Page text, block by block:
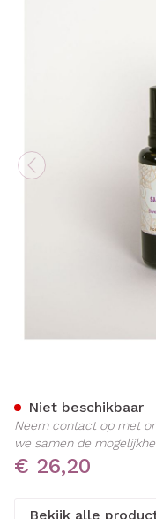
€ 26,20
Niet beschikbaar
Neem contact op met
we samen de
Bekijk alle